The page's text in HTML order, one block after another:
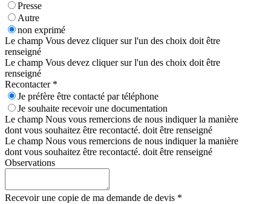
Presse
Autre
non exprimé
Le champ Vous devez cliquer sur l'un des choix doit être
renseigné
Le champ Vous devez cliquer sur l'un des choix doit être
renseigné
Recontacter *
Je préfère être contacté par téléphone
Je souhaite recevoir une documentation
Le champ Nous vous remercions de nous indiquer la manière
dont vous souhaitez être recontacté. doit être renseigné
Le champ Nous vous remercions de nous indiquer la manière
dont vous souhaitez être recontacté. doit être renseigné
Observations
Recevoir une copie de ma demande de devis *